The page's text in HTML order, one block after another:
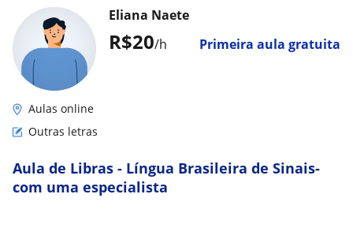
R$20/h Primeira aula gratuita
Eliana Naete
Aulas online
Outras letras
Aula de Libras - Língua Brasileira de Sinais-
com uma especialista